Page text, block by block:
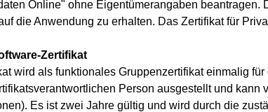
Online" ohne Eigentümerangaben
die Anwendung zu erhalten. Das Zertifikat für
Zertifikat
wird als funktionales Gruppenzertifikat einmalig
Person ausgestellt und
Es ist zwei Jahre gültig und wird durch die